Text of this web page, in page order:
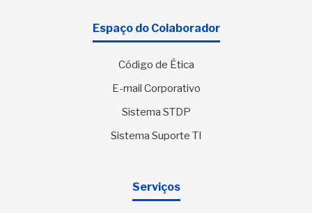
Espaço do Colaborador
Código de Ética
E-mail Corporativo
Sistema STDP
Sistema Suporte TI
Serviços